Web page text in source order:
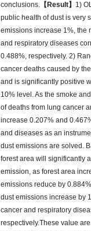
conclusions. 【Result】 1)
public health of dust is very
emissions increase 1%, the
and respiratory diseases
0.488%, respectively. 2)
cancer deaths caused by
and is significantly positive
10% level. As the smoke
of deaths from lung cancer
increase 0.207% and
and diseases as an
dust emissions are solved.
forest area will significantly
emission, as forest area
emissions reduce by
dust emissions increase by
cancer and respiratory
respectively.These value